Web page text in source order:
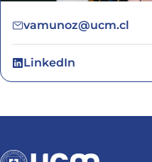
vamunoz@ucm.cl
LinkedIn